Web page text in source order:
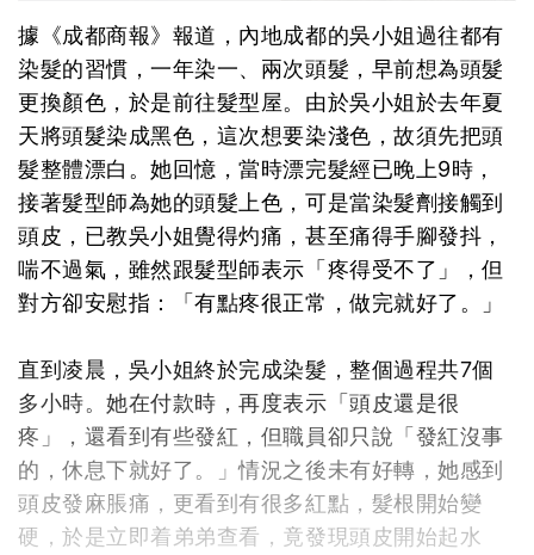
據《成都商報》報道，內地成都的吳小姐過往都有
染髮的習慣，一年染一、兩次頭髮，早前想為頭髮
更換顏色，於是前往髮型屋。由於吳小姐於去年夏
天將頭髮染成黑色，這次想要染淺色，故須先把頭
髮整體漂白。她回憶，當時漂完髮經已晚上9時，
接著髮型師為她的頭髮上色，可是當染髮劑接觸到
頭皮，已教吳小姐覺得灼痛，甚至痛得手腳發抖，
喘不過氣，雖然跟髮型師表示「疼得受不了」，但
對方卻安慰指：「有點疼很正常，做完就好了。」
直到凌晨，吳小姐終於完成染髮，整個過程共7個
多小時。她在付款時，再度表示「頭皮還是很
疼」，還看到有些發紅，但職員卻只說「發紅沒事
的，休息下就好了。」情況之後未有好轉，她感到
頭皮發麻脹痛，更看到有很多紅點，髮根開始變
硬，於是立即着弟弟查看，竟發現頭皮開始起水